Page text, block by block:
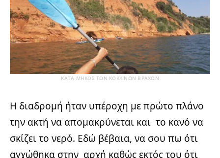
ΚΑΤΑ ΜΗΚΟΣ ΤΩΝ ΚΟΚΚΙΝΩΝ ΒΡΑΧΩΝ
Η διαδρομή ήταν υπέροχη με πρώτο πλάνο
την ακτή να απομακρύνεται και το κανό να
σκίζει το νερό. Εδώ βέβαια, να σου πω ότι
αγχώθηκα στην αρχή καθώς εκτός του ότι